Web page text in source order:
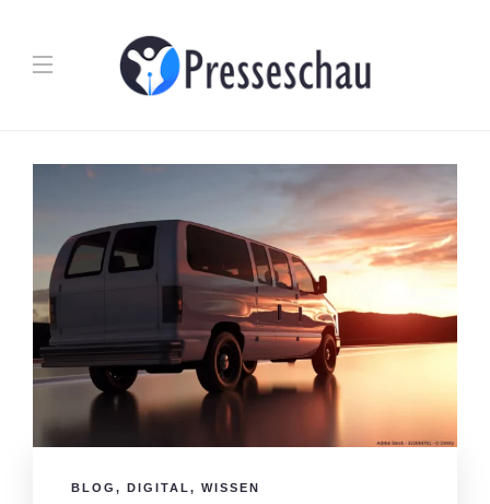
BLOG , DIGITAL , WISSEN